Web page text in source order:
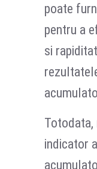
poate
pentru a
si
Totodata,
indicator